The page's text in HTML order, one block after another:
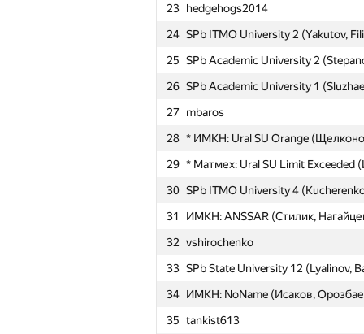
23 hedgehogs2014
24 SPb ITMO University 2 (Yakutov,
25 SPb Academic University 2
26 SPb Academic University 1
27
mbaros
28 * ИМКН: Ural SU Orange
29 * Матмех: Ural SU Limit Exceeded
30 SPb ITMO University 4
31
ИМКН: ANSSAR (Стилик,
32 vshirochenko
33 SPb State University 12 (Lyalinov,
34 ИМКН: NoName (Исаков,
35 tankist613
1 MSU Trinity (Макс Ахмедов,
2
Ural FU: Dandelion (Nikitos7991,
3
vepifanov
4
Георгий Чебанов
Moscow IPT Ababahalamaha
Дмитриев)
6 Moscow SU Sinister Gatling
7
Skird
8
SPb ITMO University 1
9
Moscow SU Tiramisu
10
stgatilov
11 SPbSU 37 (VoronetckiiEgor,